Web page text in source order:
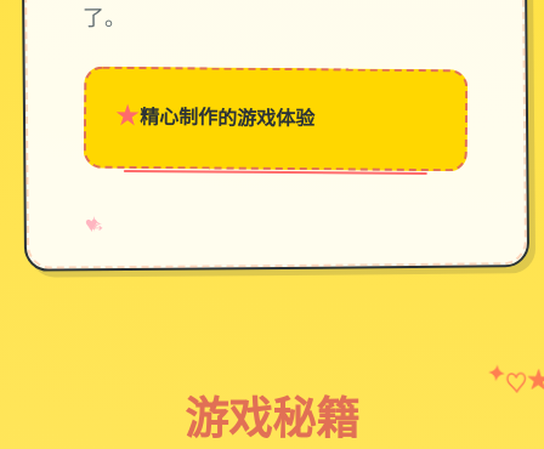
了。
★精心制作的游戏体验
♥
✧
→
游戏秘籍
✦ ♡